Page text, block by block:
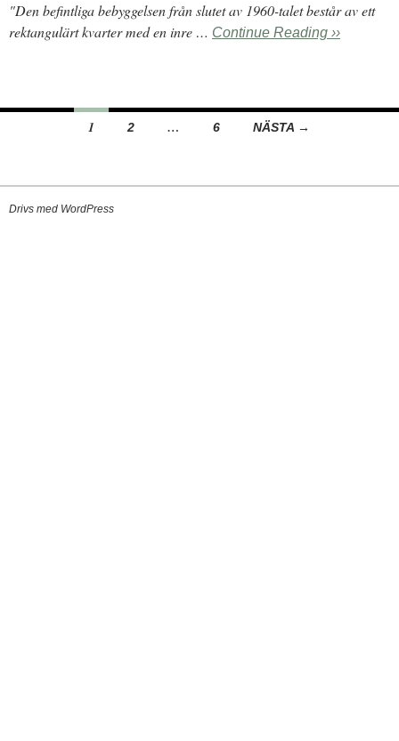
"Den befintliga bebyggelsen från slutet av 1960-talet består av ett
rektangulärt kvarter med en inre … Continue Reading ››
Inläggsnavigering
1 2 … 6 NÄSTA →
Drivs med WordPress